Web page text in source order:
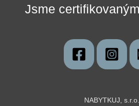
Jsme
NABYTKUJ, s.r.o.